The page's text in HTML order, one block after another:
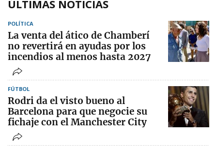
ÚLTIMAS NOTICIAS
POLÍTICA
La venta del ático de Chamberí
no revertirá en ayudas por los
incendios al menos hasta 2027
FÚTBOL
Rodri da el visto bueno al
Barcelona para que negocie su
fichaje con el Manchester City